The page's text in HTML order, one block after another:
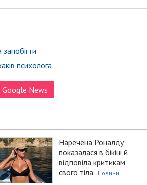
психолога
Google News
Наречена Роналду
показалася в бікіні й
відповіла критикам
свого тіла
Новини